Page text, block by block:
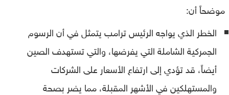
موضحاً أن:
الخطر الذي يواجه الرئيس ترامب يتمثل في أن الرسوم
الجمركية الشاملة التي يفرضها، والتي تستهدف الصين
أيضاً، قد تؤدي إلى ارتفاع الأسعار على الشركات
والمستهلكين في الأشهر المقبلة، مما يضر بصحة